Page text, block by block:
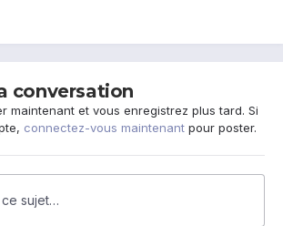
conversation
maintenant et vous enregistrez plus tard. Si
connectez-vous maintenant pour poster.
sujet…